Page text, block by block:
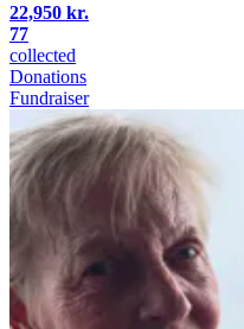
22,950 kr.
77
collected
Donations
Fundraiser